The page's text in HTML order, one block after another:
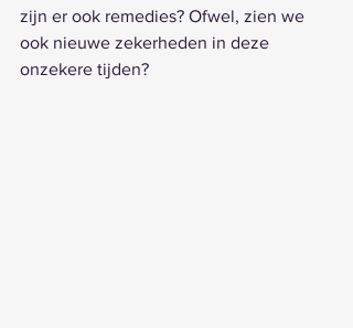
zijn er ook remedies? Ofwel, zien we
ook nieuwe zekerheden in deze
onzekere tijden?